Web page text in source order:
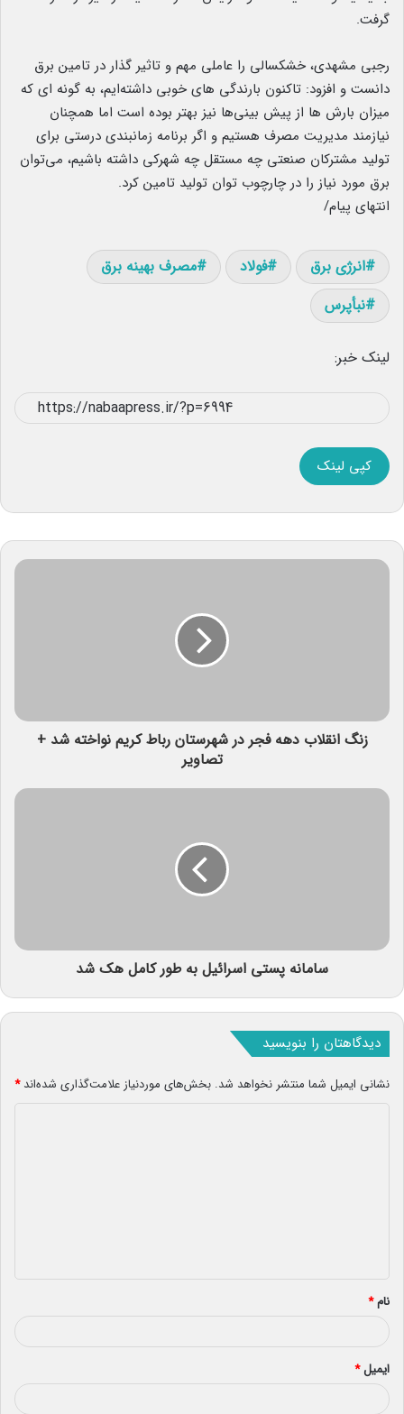
گرفت.
رجبی مشهدی، خشکسالی را عاملی مهم و تاثیر گذار در تامین برق
دانست و افزود: تاکنون بارندگی های خوبی داشته‌ایم، به گونه ای که
میزان بارش ها از پیش بینی‌ها نیز بهتر بوده است اما همچنان
نیازمند مدیریت مصرف هستیم و اگر برنامه زمانبندی درستی برای
تولید مشترکان صنعتی چه مستقل چه شهرکی داشته باشیم، می‌توان
برق مورد نیاز را در چارچوب توان تولید تامین کرد.
انتهای پیام/
انرژی برق فولاد
مصرف بهینه برق
نبأپرس
لینک خبر:
کپی لینک
زنگ انقلاب دهه فجر در شهرستان رباط کریم نواخته شد +
تصاویر
سامانه پستی اسرائیل به طور کامل هک شد
دیدگاهتان را بنویسید
نشانی ایمیل شما منتشر نخواهد شد. بخش‌های موردنیاز علامت‌گذاری شده‌اند*
*
نام*
ایمیل*